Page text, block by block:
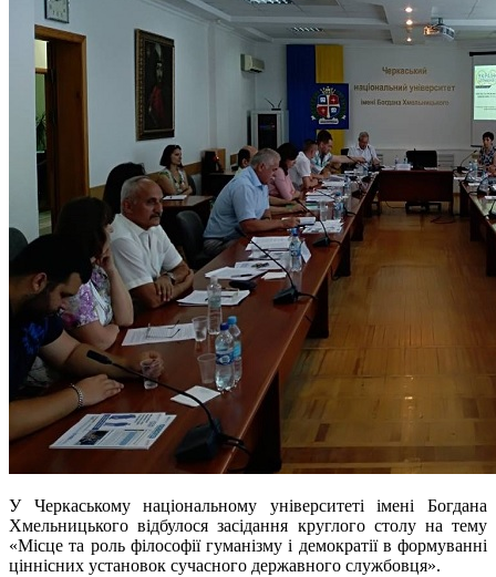
У Черкаському національному університеті імені Богдана
Хмельницького відбулося засідання круглого столу на тему
«Місце та роль філософії гуманізму і демократії в формуванні
ціннісних установок сучасного державного службовця».